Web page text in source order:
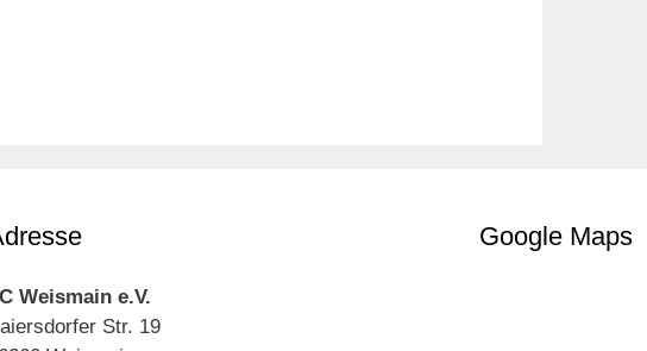
Weismain e.V.
Str. 19
Google Maps